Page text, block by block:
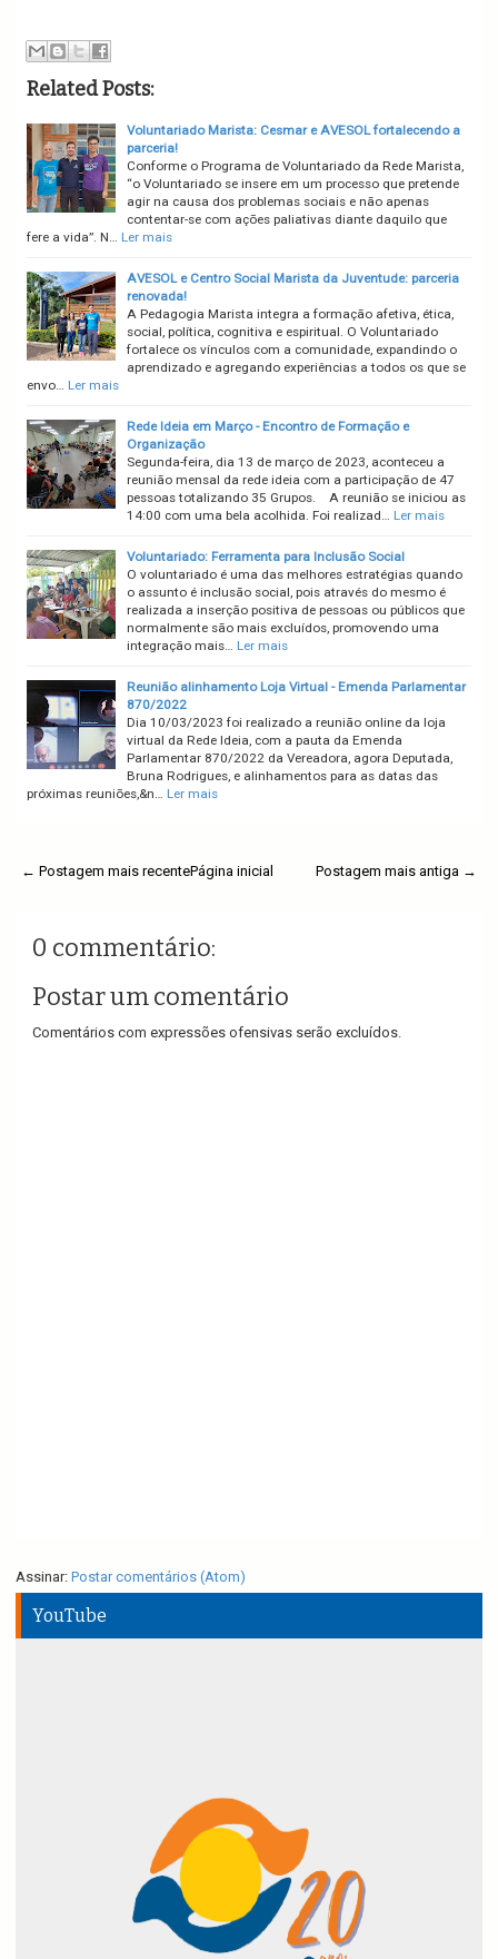
Related Posts:
Voluntariado Marista: Cesmar e AVESOL fortalecendo a
parceria!
Conforme o Programa de Voluntariado da Rede Marista,
“o Voluntariado se insere em um processo que pretende
agir na causa dos problemas sociais e não apenas
contentar-se com ações paliativas diante daquilo que
fere a vida”. N… Ler mais
AVESOL e Centro Social Marista da Juventude: parceria
renovada!
A Pedagogia Marista integra a formação afetiva, ética,
social, política, cognitiva e espiritual. O Voluntariado
fortalece os vínculos com a comunidade, expandindo o
aprendizado e agregando experiências a todos os que se
envo… Ler mais
Rede Ideia em Março - Encontro de Formação e
Organização
Segunda-feira, dia 13 de março de 2023, aconteceu a
reunião mensal da rede ideia com a participação de 47
pessoas totalizando 35 Grupos. A reunião se iniciou as
14:00 com uma bela acolhida. Foi realizad… Ler mais
Voluntariado: Ferramenta para Inclusão Social
O voluntariado é uma das melhores estratégias quando
o assunto é inclusão social, pois através do mesmo é
realizada a inserção positiva de pessoas ou públicos que
normalmente são mais excluídos, promovendo uma
integração mais… Ler mais
Reunião alinhamento Loja Virtual - Emenda Parlamentar
870/2022
Dia 10/03/2023 foi realizado a reunião online da loja
virtual da Rede Ideia, com a pauta da Emenda
Parlamentar 870/2022 da Vereadora, agora Deputada,
Bruna Rodrigues, e alinhamentos para as datas das
próximas reuniões,&n… Ler mais
← Postagem mais recente Postagem mais antiga →
Página inicial
0 commentário:
Postar um comentário
Comentários com expressões ofensivas serão excluídos.
Assinar: Postar comentários (Atom)
YouTube